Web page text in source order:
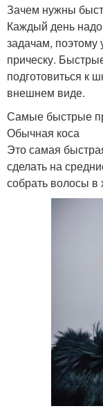
Зачем нужны
Каждый день
задачам, поэтому
прическу.
подготовиться к
внешнем виде.
Самые быстрые
Обычная коса
Это самая
сделать на
собрать волосы в